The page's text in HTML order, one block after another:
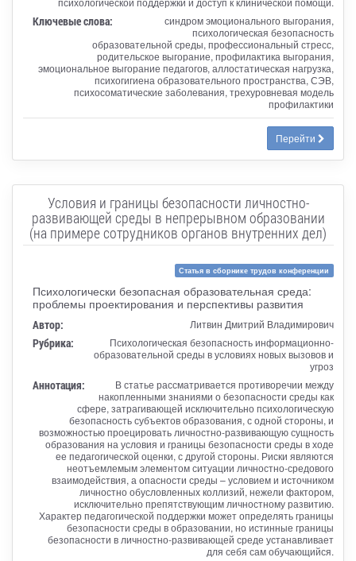
Ключевые слова:
синдром эмоционального выгорания,
психологическая безопасность
образовательной среды, профессиональный стресс,
родительское выгорание, профилактика выгорания,
эмоциональное выгорание педагогов, аллостатическая нагрузка,
психогигиена образовательного пространства, СЭВ,
психосоматические заболевания, трехуровневая модель
профилактики
Перейти
Условия и границы безопасности личностно-
развивающей среды в непрерывном образовании
(на примере сотрудников органов внутренних дел)
Статья в сборнике трудов конференции
Психологически безопасная образовательная среда:
проблемы проектирования и перспективы развития
Автор: Литвин Дмитрий Владимирович
Рубрика:
Психологическая безопасность информационно-
образовательной среды в условиях новых вызовов и
угроз
Аннотация:
В статье рассматривается противоречии между
накопленными знаниями о безопасности среды как
сфере, затрагивающей исключительно психологическую
безопасность субъектов образования, с одной стороны, и
возможностью проецировать личностно-развивающую сущность
образования на условия и границы безопасности среды в ходе
ее педагогической оценки, с другой стороны. Риски являются
неотъемлемым элементом ситуации личностно-средового
взаимодействия, а опасности среды – условием и источником
личностно обусловленных коллизий, нежели фактором,
исключительно препятствующим личностному развитию.
Характер педагогической поддержки может определять границы
безопасности среды в образовании, но истинные границы
безопасности в личностно-развивающей среде устанавливает
для себя сам обучающийся.